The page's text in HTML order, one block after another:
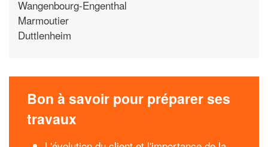
Wangenbourg-Engenthal
Marmoutier
Duttlenheim
Bon à savoir pour préparer ses
travaux